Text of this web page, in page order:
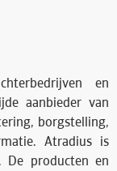
en
aanbieder van
borgstelling,
Atradius is
De producten en